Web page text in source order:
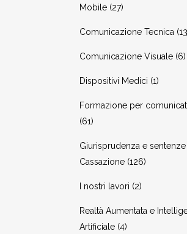
Mobile (27)
Comunicazione Tecnica
Comunicazione Visuale (6)
Dispositivi Medici (1)
Formazione per
(61)
Giurisprudenza e
Cassazione (126)
I nostri lavori (2)
Realtà Aumentata e
Artificiale (4)